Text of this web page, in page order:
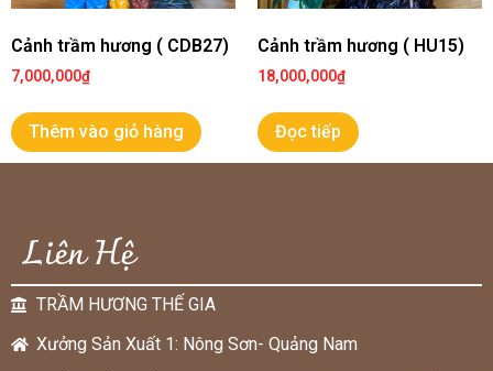
Cảnh trầm hương ( CDB27)
7,000,000₫
Thêm vào giỏ hàng
Cảnh trầm hương ( HU15)
18,000,000₫
Đọc tiếp
Liên Hệ
TRẦM HƯƠNG THẾ GIA
Xưởng Sản Xuất 1: Nông Sơn- Quảng Nam